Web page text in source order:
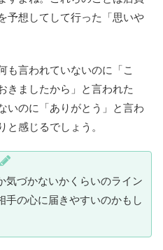
予想してして行った「思いや
も言われていないのに「こ
きましたから」と言われた
いのに「ありがとう」と言わ
と感じるでしょう。
気づかないかくらいのライン
手の心に届きやすいのかもし